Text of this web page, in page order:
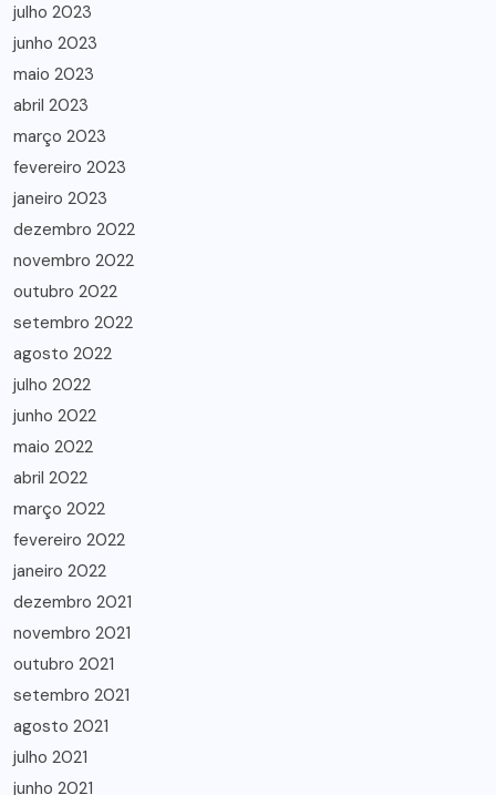
julho 2023
junho 2023
maio 2023
abril 2023
março 2023
fevereiro 2023
janeiro 2023
dezembro 2022
novembro 2022
outubro 2022
setembro 2022
agosto 2022
julho 2022
junho 2022
maio 2022
abril 2022
março 2022
fevereiro 2022
janeiro 2022
dezembro 2021
novembro 2021
outubro 2021
setembro 2021
agosto 2021
julho 2021
junho 2021